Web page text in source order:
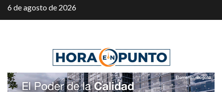
Saltar
al
6 de agosto de 2026